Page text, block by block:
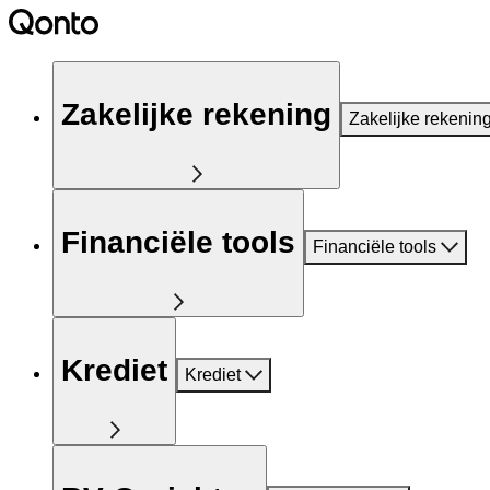
Zakelijke rekening Zakelijke
Financiële tools Financiële tools
Krediet Krediet